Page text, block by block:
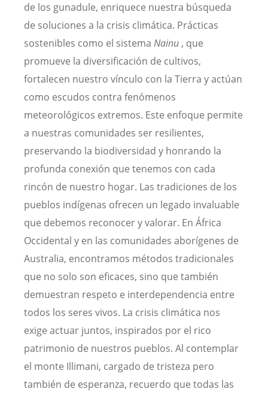
de los gunadule, enriquece nuestra búsqueda
de soluciones a la crisis climática. Prácticas
sostenibles como el sistema Nainu , que
promueve la diversificación de cultivos,
fortalecen nuestro vínculo con la Tierra y actúan
como escudos contra fenómenos
meteorológicos extremos. Este enfoque permite
a nuestras comunidades ser resilientes,
preservando la biodiversidad y honrando la
profunda conexión que tenemos con cada
rincón de nuestro hogar. Las tradiciones de los
pueblos indígenas ofrecen un legado invaluable
que debemos reconocer y valorar. En África
Occidental y en las comunidades aborígenes de
Australia, encontramos métodos tradicionales
que no solo son eficaces, sino que también
demuestran respeto e interdependencia entre
todos los seres vivos. La crisis climática nos
exige actuar juntos, inspirados por el rico
patrimonio de nuestros pueblos. Al contemplar
el monte Illimani, cargado de tristeza pero
también de esperanza, recuerdo que todas las